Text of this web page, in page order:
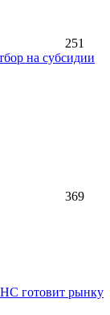
251
на субсидии
369
готовит рынку